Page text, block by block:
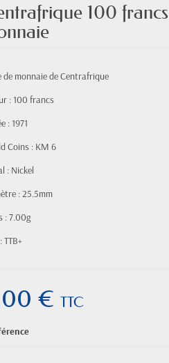
100
de monnaie de Centrafrique
: 100 francs
: 1971
Coins : KM 6
: Nickel
: 25.5mm
: 7.00g
TTB+
€TTC